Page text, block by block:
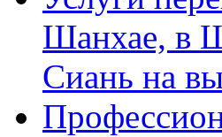
Шанхае, в
Сиань на